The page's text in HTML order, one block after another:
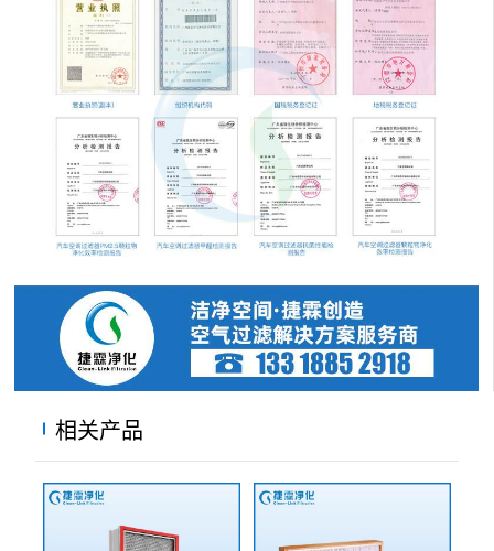
相关产品